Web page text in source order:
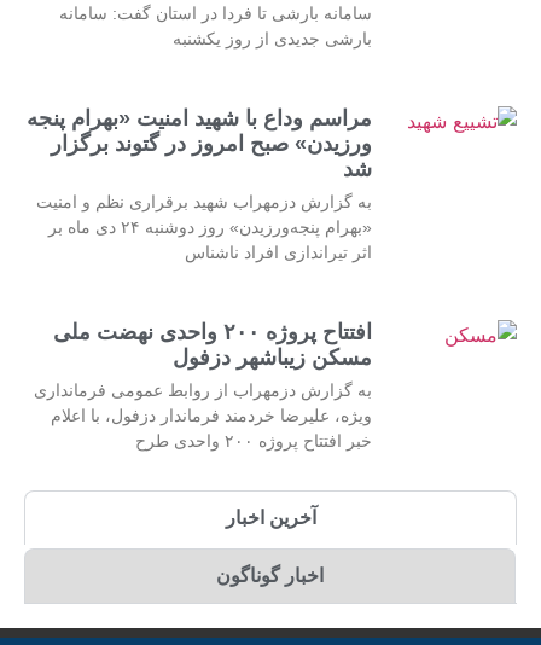
سامانه بارشی تا فردا در استان گفت: سامانه
بارشی جدیدی از روز یکشنبه
مراسم وداع با شهید امنیت «بهرام پنجه
ورزیدن» صبح امروز در گتوند برگزار
شد
به گزارش دزمهراب شهید برقراری نظم و امنیت
«بهرام پنجه‌ورزیدن» روز دوشنبه ۲۴ دی ماه بر
اثر تیراندازی افراد ناشناس
افتتاح پروژه ۲۰۰ واحدی نهضت ملی
مسکن زیباشهر دزفول
به گزارش دزمهراب از روابط عمومی فرمانداری
ویژه، علیرضا خردمند فرماندار دزفول، با اعلام
خبر افتتاح پروژه ۲۰۰ واحدی طرح
آخرین اخبار
اخبار گوناگون